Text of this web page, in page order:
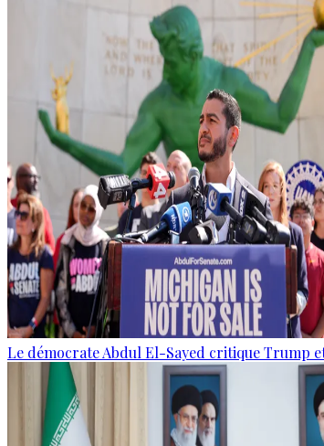
Le démocrate Abdul El-Sayed critique Trump